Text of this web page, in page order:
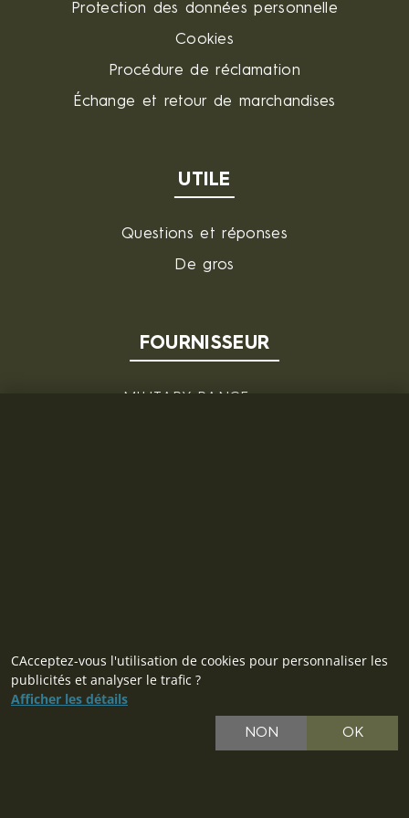
CAcceptez-vous l'utilisation de cookies pour personnaliser les
publicités et analyser le trafic ?
Afficher les détails
NON OK
Protection des données personnelle
Cookies
Procédure de réclamation
Échange et retour de marchandises
UTILE
Questions et réponses
De gros
FOURNISSEUR
MILITARY RANGE s.r.o.
CZ
SK